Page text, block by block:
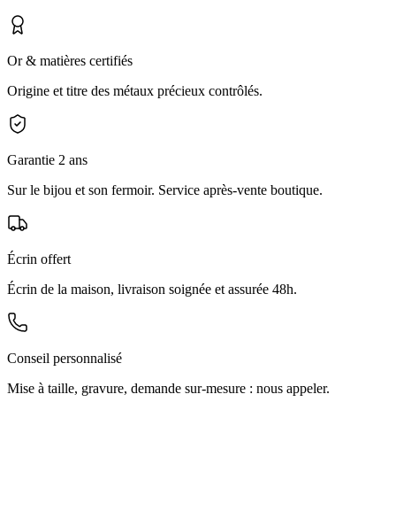
Or & matières certifiés
Origine et titre des métaux précieux contrôlés.
Garantie 2 ans
Sur le bijou et son fermoir. Service après-vente boutique.
Écrin offert
Écrin de la maison, livraison soignée et assurée 48h.
Conseil personnalisé
Mise à taille, gravure, demande sur-mesure : nous appeler.